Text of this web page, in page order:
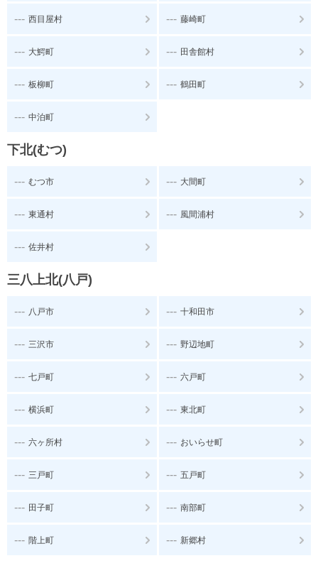
--- 西目屋村 --- 藤崎町
--- 大鰐町 --- 田舎館村
--- 板柳町 --- 鶴田町
--- 中泊町
下北(むつ)
--- むつ市 --- 大間町
--- 東通村 --- 風間浦村
--- 佐井村
三八上北(八戸)
--- 八戸市 --- 十和田市
--- 三沢市 --- 野辺地町
--- 七戸町 --- 六戸町
--- 横浜町 --- 東北町
--- 六ヶ所村 --- おいらせ町
--- 三戸町 --- 五戸町
--- 田子町 --- 南部町
--- 階上町 --- 新郷村